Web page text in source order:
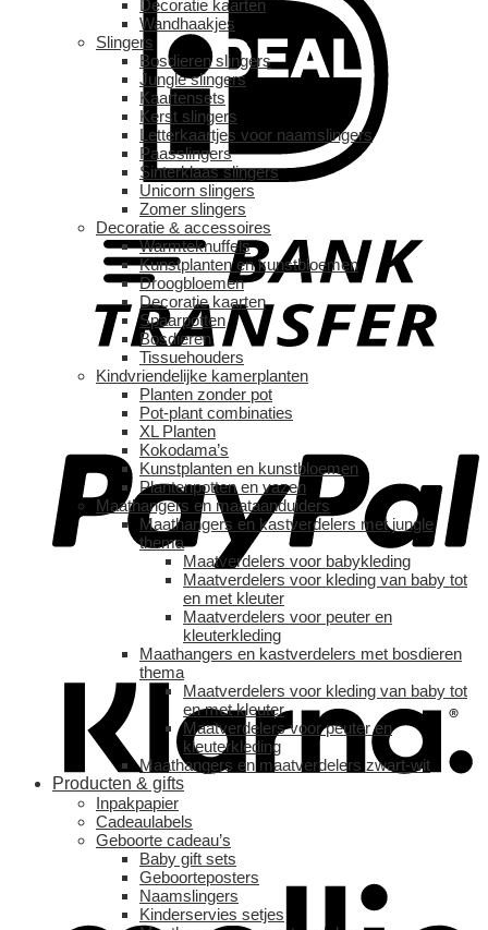
Decoratie kaarten
Wandhaakjes
Slingers
Bosdieren slingers
Jungle slingers
Kaartensets
Kerst slingers
Letterkaartjes voor naamslingers
Paasslingers
Sinterklaas slingers
Unicorn slingers
Zomer slingers
Decoratie & accessoires
Warmteknuffels
Kunstplanten en kunstbloemen
Droogbloemen
Decoratie kaarten
Spaarpotten
Bosdieren
Tissuehouders
Kindvriendelijke kamerplanten
Planten zonder pot
Pot-plant combinaties
XL Planten
Kokodama’s
Kunstplanten en kunstbloemen
Plantenpotten en vazen
Maathangers en maataanduiders
Maathangers en kastverdelers met jungle
thema
Maatverdelers voor babykleding
Maatverdelers voor kleding van baby tot
en met kleuter
Maatverdelers voor peuter en
kleuterkleding
Maathangers en kastverdelers met bosdieren
thema
Maatverdelers voor kleding van baby tot
en met kleuter
Maatverdelers voor peuter en
kleuterkleding
Maathangers en maatverdelers zwart-wit
Producten & gifts
Inpakpapier
Cadeaulabels
Geboorte cadeau’s
Baby gift sets
Geboorteposters
Naamslingers
Kinderservies setjes